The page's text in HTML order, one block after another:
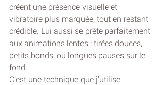
créent une présence visuelle et
vibratoire plus marquée, tout en restant
crédible. Lui aussi se prête parfaitement
aux animations lentes : tirées douces,
petits bonds, ou longues pauses sur le
fond.
C’est une technique que j’utilise